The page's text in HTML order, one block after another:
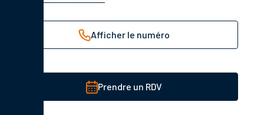
Afficher le numéro
Prendre un RDV